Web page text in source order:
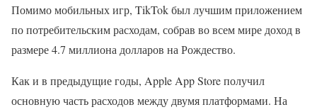
Помимо мобильных игр, TikTok был лучшим приложением
по потребительским расходам, собрав во всем мире доход в
размере 4.7 миллиона долларов на Рождество.
Как и в предыдущие годы, Apple App Store получил
основную часть расходов между двумя платформами. На